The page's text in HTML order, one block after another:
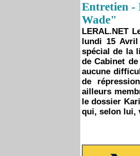
Entretien -
Wade"
LERAL.NET
lundi 15
spécial de la
de Cabinet
aucune
de
ailleurs
le dossier
qui, selon lui,